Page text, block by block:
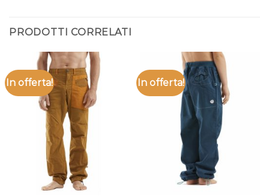
PRODOTTI CORRELATI
In offerta! In offerta!